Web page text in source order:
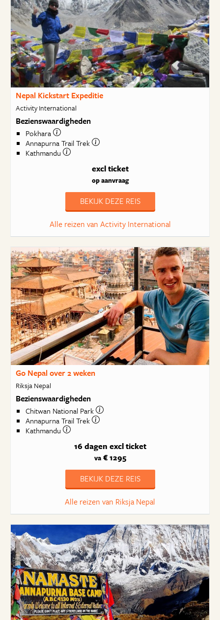
Nepal Kickstart Expeditie
Activity International
Bezienswaardigheden
Pokhara
Annapurna Trail Trek
Kathmandu
excl ticket
op aanvraag
BEKIJK DEZE REIS
Alle reizen van Activity International
Go Nepal over 2 weken
Riksja Nepal
Bezienswaardigheden
Chitwan National Park
Annapurna Trail Trek
Kathmandu
16 dagen excl ticket
va€ 1295
BEKIJK DEZE REIS
Alle reizen van Riksja Nepal